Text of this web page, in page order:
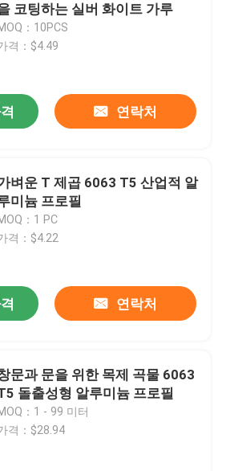
코팅하는 실버 화이트 가루
：10PCS
격：$4.49
연락처
벼운 T 제곱 6063 T5 산업적 알
미늄 프로필
：1 PC
격：$4.22
연락처
문과 문을 위한 목제 곡물 6063
돌출성형 알루미늄 프로필
：1 - 99 미터
격：$28.94